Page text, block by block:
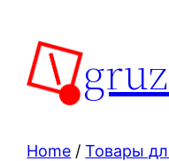
content
Home /Товары